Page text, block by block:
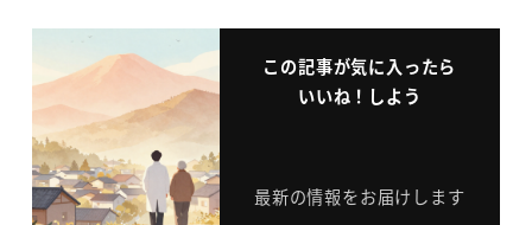
この記事が気に入ったら
いいね！しよう
最新の情報をお届けします